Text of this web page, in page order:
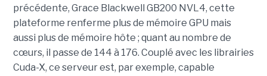
précédente, Grace Blackwell GB200 NVL4, cette
plateforme renferme plus de mémoire GPU mais
aussi plus de mémoire hôte ; quant au nombre de
cœurs, il passe de 144 à 176. Couplé avec les librairies
Cuda-X, ce serveur est, par exemple, capable